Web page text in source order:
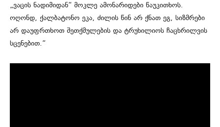
„ვაცის ნადიმიდან“ მოკლე ამონარიდები წაუკითხოს.
ოღონდ, ქალბატონო ეკა, ძილის წინ არ ქნათ ეგ, სიზმრები
არ დაუფრთხოთ შეთქმულების და ტრუხილიოს ჩაცხრილვის
სცენებით.“